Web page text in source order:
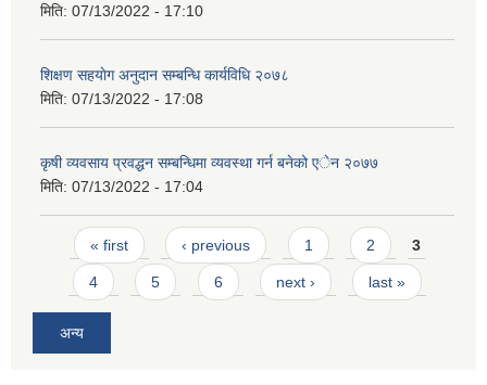
मिति: 07/13/2022 - 17:10
शिक्षण सहयाेग अनुदान सम्बन्धि कार्यविधि २०७८
मिति: 07/13/2022 - 17:08
कृषी व्यवसाय प्रवद्धन सम्बन्धिमा व्यवस्था गर्न बनेको एेन २०७७
मिति: 07/13/2022 - 17:04
Pages
« first ‹ previous 1 2 3
4 5 6 next › last »
अन्य